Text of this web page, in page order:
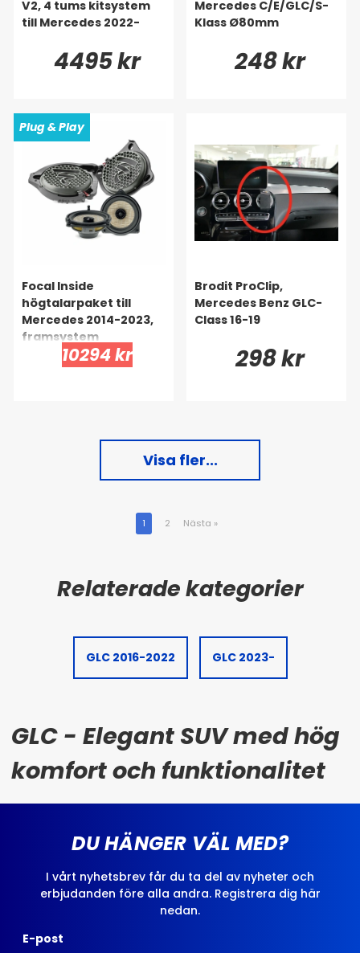
V2, 4 tums kitsystem
till Mercedes 2022-
4495 kr
Mercedes C/E/GLC/S-
Klass Ø80mm
248 kr
Plug & Play
Focal Inside
högtalarpaket till
Mercedes 2014-2023,
framsystem
10294 kr
Brodit ProClip,
Mercedes Benz GLC-
Class 16-19
298 kr
Visa fler...
1 2 Nästa »
GLC 2016-2022 GLC 2023-
GLC - Elegant SUV med hög
komfort och funktionalitet
DU HÄNGER VÄL MED?
I vårt nyhetsbrev får du ta del av nyheter och
erbjudanden före alla andra. Registrera dig här
nedan.
E-post